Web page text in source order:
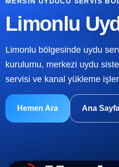
Limonlu
Limonlu bölgesinde uydu
kurulumu, merkezi uydu
servisi ve kanal yükleme işleri
Hemen Ara Ana